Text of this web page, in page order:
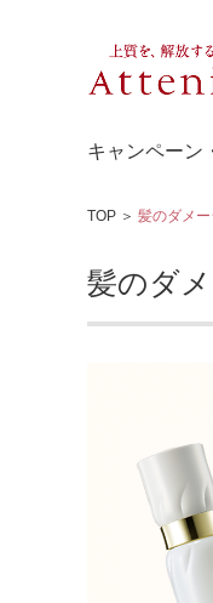
キャンペーン
TOP ＞ 髪のダメー
髪のダ